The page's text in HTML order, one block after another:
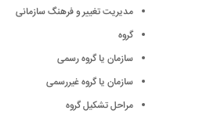
مدیریت تغییر و فرهنگ سازمانی
گروه
سازمان یا گروه رسمی
سازمان یا گروه غیررسمی
مراحل تشکیل گروه